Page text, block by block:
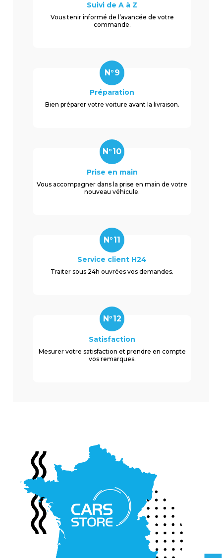
Suivi de A à Z
Vous tenir informé de l’avancée de votre
commande.
N°9
Préparation
Bien préparer votre voiture avant la livraison.
N°10
Prise en main
Vous accompagner dans la prise en main de votre
nouveau véhicule.
N°11
Service client H24
Traiter sous 24h ouvrées vos demandes.
N°12
Satisfaction
Mesurer votre satisfaction et prendre en compte
vos remarques.